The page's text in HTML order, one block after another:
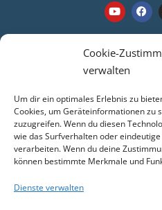
Cookie-
verwalten
Um dir ein optimales Erlebnis zu
Cookies, um Geräteinformationen zu
zuzugreifen. Wenn du diesen
wie das Surfverhalten oder
verarbeiten. Wenn du deine
können bestimmte Merkmale und
Dienste verwalten
Kontakt
Impressum
Datenschutz
COOKIE-RICHTLINIE (EU)